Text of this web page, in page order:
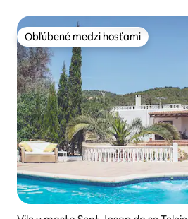
Obľúbené medzi hosťami
Obľúbené medzi hosťami